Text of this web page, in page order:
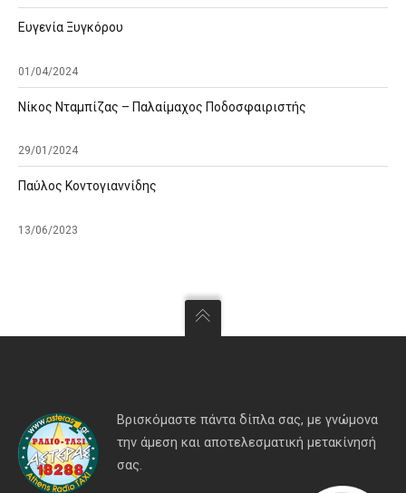
Ευγενία Ξυγκόρου
01/04/2024
Νίκος Νταμπίζας – Παλαίμαχος Ποδοσφαιριστής
29/01/2024
Παύλος Κοντογιαννίδης
13/06/2023
Βρισκόμαστε πάντα δίπλα σας, με γνώμονα
την άμεση και αποτελεσματική μετακίνησή
σας.